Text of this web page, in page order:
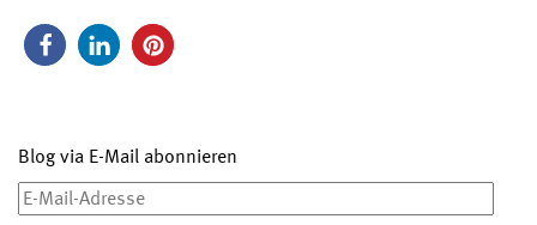
Blog via E-Mail abonnieren
E-
Mail-